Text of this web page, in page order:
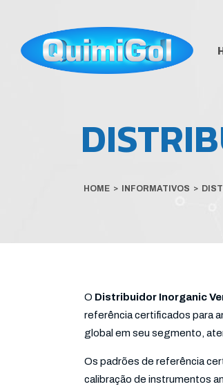
HOME > INFORMATIVOS >
O Distribuidor Inorganic
referência certificados para
global em seu segmento,
Os padrões de referência
calibração de instrumentos